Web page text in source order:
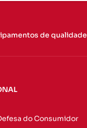
de qualidade
do Consumidor